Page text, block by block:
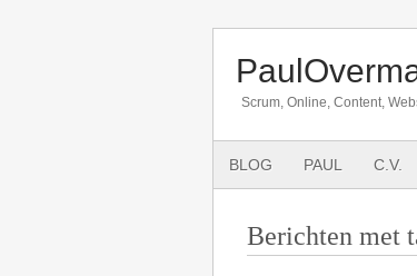
Scrum, Online, Content,
BLOG PAUL C.V.
Berichten met